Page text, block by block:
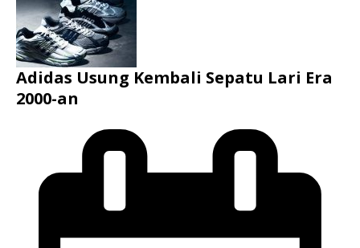
Adidas Usung Kembali Sepatu Lari Era
2000-an